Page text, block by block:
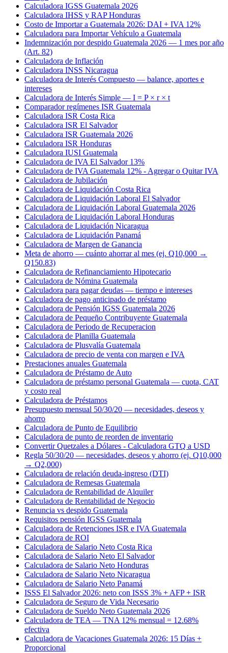
Calculadora IGSS Guatemala 2026
Calculadora IHSS y RAP Honduras
Costo de Importar a Guatemala 2026: DAI + IVA 12%
Calculadora para Importar Vehículo a Guatemala
Indemnización por despido Guatemala 2026 — 1 mes por año
(Art. 82)
Calculadora de Inflación
Calculadora INSS Nicaragua
Calculadora de Interés Compuesto — balance, aportes e
intereses
Calculadora de Interés Simple — I = P × r × t
Comparador regímenes ISR Guatemala
Calculadora ISR Costa Rica
Calculadora ISR El Salvador
Calculadora ISR Guatemala 2026
Calculadora ISR Honduras
Calculadora IUSI Guatemala
Calculadora de IVA El Salvador 13%
Calculadora de IVA Guatemala 12% - Agregar o Quitar IVA
Calculadora de Jubilación
Calculadora de Liquidación Costa Rica
Calculadora de Liquidación Laboral El Salvador
Calculadora de Liquidación Laboral Guatemala 2026
Calculadora de Liquidación Laboral Honduras
Calculadora de Liquidación Nicaragua
Calculadora de Liquidación Panamá
Calculadora de Margen de Ganancia
Meta de ahorro — cuánto ahorrar al mes (ej. Q10,000 →
Q150.83)
Calculadora de Refinanciamiento Hipotecario
Calculadora de Nómina Guatemala
Calculadora para pagar deudas — tiempo e intereses
Calculadora de pago anticipado de préstamo
Calculadora de Pensión IGSS Guatemala 2026
Calculadora de Pequeño Contribuyente Guatemala
Calculadora de Periodo de Recuperacion
Calculadora de Planilla Guatemala
Calculadora de Plusvalía Guatemala
Calculadora de precio de venta con margen e IVA
Prestaciones anuales Guatemala
Calculadora de Préstamo de Auto
Calculadora de préstamo personal Guatemala — cuota, CAT
y costo real
Calculadora de Préstamos
Presupuesto mensual 50/30/20 — necesidades, deseos y
ahorro
Calculadora de Punto de Equilibrio
Calculadora de punto de reorden de inventario
Convertir Quetzales a Dólares - Calculadora GTQ a USD
Regla 50/30/20 — necesidades, deseos y ahorro (ej. Q10,000
→ Q2,000)
Calculadora de relación deuda-ingreso (DTI)
Calculadora de Remesas Guatemala
Calculadora de Rentabilidad de Alquiler
Calculadora de Rentabilidad de Negocio
Renuncia vs despido Guatemala
Requisitos pensión IGSS Guatemala
Calculadora de Retenciones ISR e IVA Guatemala
Calculadora de ROI
Calculadora de Salario Neto Costa Rica
Calculadora de Salario Neto El Salvador
Calculadora de Salario Neto Honduras
Calculadora de Salario Neto Nicaragua
Calculadora de Salario Neto Panamá
ISSS El Salvador 2026: neto con ISSS 3% + AFP + ISR
Calculadora de Seguro de Vida Necesario
Calculadora de Sueldo Neto Guatemala 2026
Calculadora de TEA — TNA 12% mensual = 12.68%
efectiva
Calculadora de Vacaciones Guatemala 2026: 15 Días +
Proporcional